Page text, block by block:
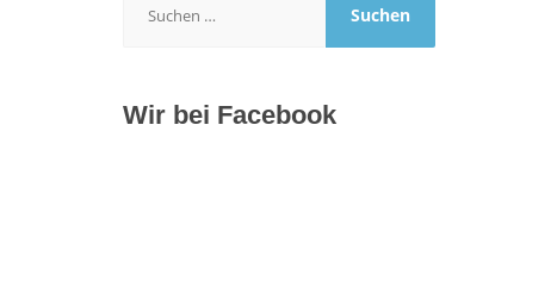
nach:
Wir bei Facebook